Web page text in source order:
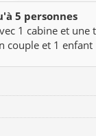
5 personnes
1 cabine et
couple et 1 enfant